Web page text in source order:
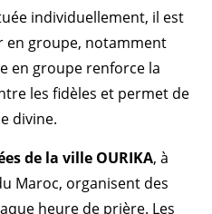
individuellement, il est
en groupe, notamment
en groupe renforce la
les fidèles et permet de
divine.
de la ville OURIKA, à
Maroc, organisent des
heure de prière. Les